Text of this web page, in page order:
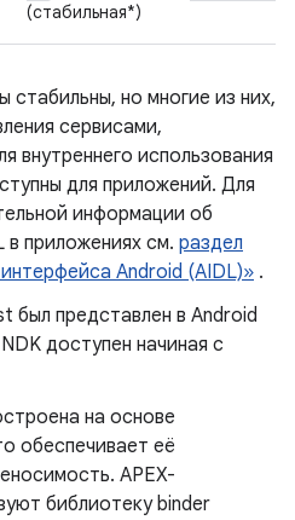
(стабильная*)
стабильны, но многие из них,
сервисами,
внутреннего использования
для приложений. Для
информации об
в приложениях см. раздел
Android (AIDL)» .
был представлен в Android
доступен начиная с
на основе
обеспечивает её
APEX-
библиотеку binder